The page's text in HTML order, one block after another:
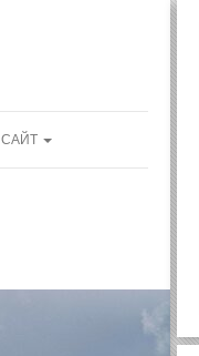
САЙТ